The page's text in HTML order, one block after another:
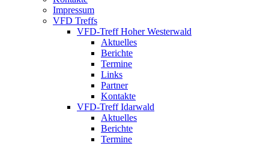
Impressum
VFD Treffs
VFD-Treff Hoher Westerwald
Aktuelles
Berichte
Termine
Links
Partner
Kontakte
VFD-Treff Idarwald
Aktuelles
Berichte
Termine